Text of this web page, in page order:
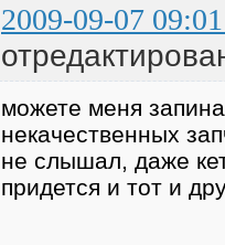
2009-09-07
можете меня
некачественных
не слышал, даже
придется и тот и